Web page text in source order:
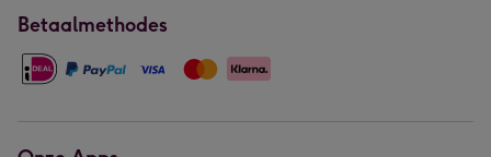
Betaalmethodes